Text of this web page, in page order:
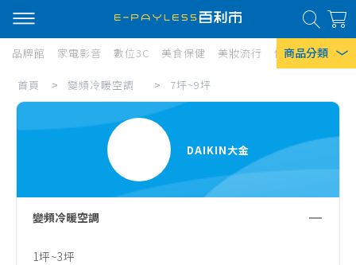
商品分類
熱門搜尋
衛生紙
品牌館 家電影音 數位3C 美食保健 美妝流行 傢俱寢具 居
坪
~9
首頁 > 變頻冷暖空調 > 7坪~9坪
DAIKIN大金
變頻冷暖空調
1坪~3坪